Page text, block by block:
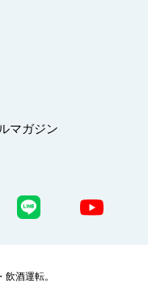
マガジン
酒運転。